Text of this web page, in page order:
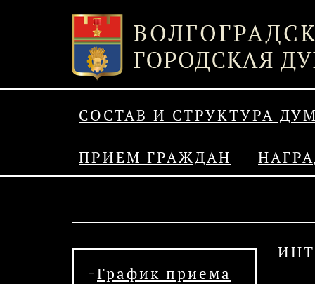
СОСТАВ И СТРУКТУРА
ПРИЕМ ГРАЖДАН
График приема